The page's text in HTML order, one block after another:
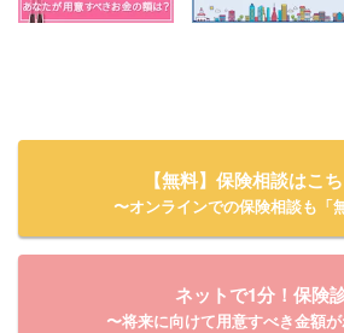
【無料】保険相談はこ
〜オンラインでの保険相談も「
ネットで1分！保険
〜将来に向けて用意すべき金額